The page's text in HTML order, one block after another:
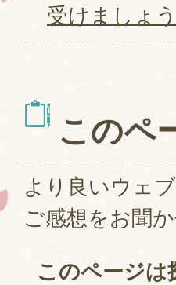
受けましょう
このペ
より良いウェ
ご感想をお聞
このページ